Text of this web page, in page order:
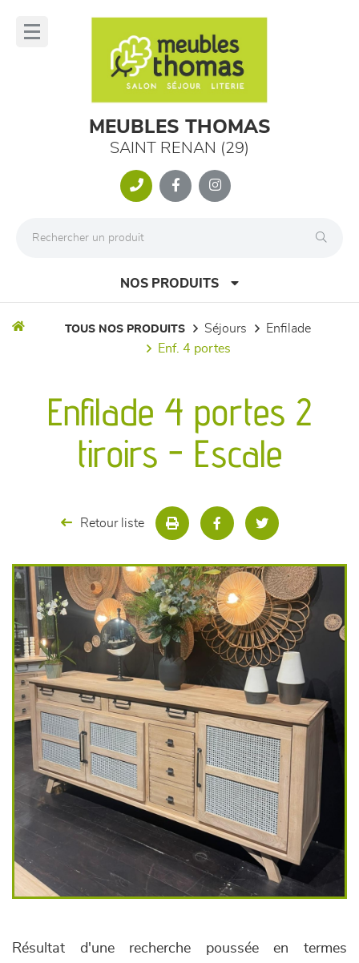
MEUBLES THOMAS
SAINT RENAN (29)
NOS PRODUITS
séjours
meubles de complément
décoration
TOUS NOS PRODUITS séjours
enfilade
enf. 4 portes
Enfilade 4 portes 2
tiroirs - Escale
Retour liste
Résultat d'une recherche poussée en termes